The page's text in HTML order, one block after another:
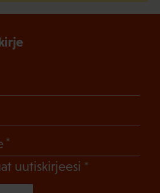
uutiskirjeesi (Pakollinen)